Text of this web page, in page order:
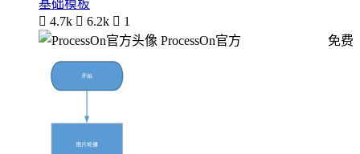
基础模板
 4.7k  6.2k  1
ProcessOn官方
免费